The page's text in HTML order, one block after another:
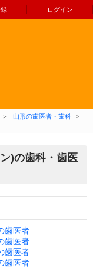
ログイン
へ移動
＞ 山形の歯医者・歯科
>
)の歯科・歯医
歯医者
歯医者
歯医者
歯医者